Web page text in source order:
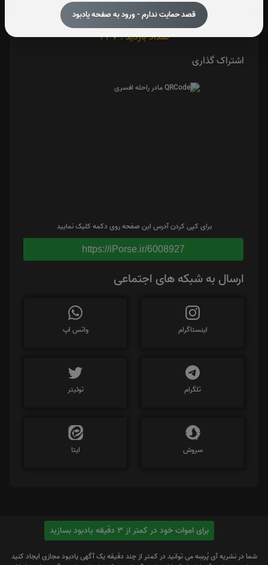
قصد حمایت ندارم - ورود به صفحه یادبود
تعداد بازدید : 437
اشتراک گذاری
برای کپی کردن آدرس این صفحه روی دکمه کلیک نمایید
https://iPorse.ir/6008927
ارسال به شبکه های اجتماعی
اینستاگرام واتس اپ
تلگرام توئیتر
سروش ایتا
برای اموات خود در کمتر از 3 دقیقه یادبود بسازید
شما در نشریه آی پُرسِه می توانید در کمتر از چند دقیقه یک آگهی یادبود مجازی ایجاد کنید